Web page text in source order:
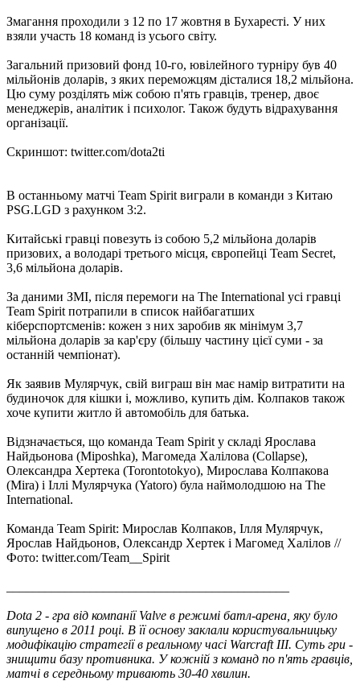
Змагання проходили з 12 по 17 жовтня в Бухаресті. У них
взяли участь 18 команд із усього світу.
Загальний призовий фонд 10-го, ювілейного турніру був 40
мільйонів доларів, з яких переможцям дісталися 18,2 мільйона.
Цю суму розділять між собою п'ять гравців, тренер, двоє
менеджерів, аналітик і психолог. Також будуть відрахування
організації.
Скриншот: twitter.com/dota2ti
В останньому матчі Team Spirit виграли в команди з Китаю
PSG.LGD з рахунком 3:2.
Китайські гравці повезуть із собою 5,2 мільйона доларів
призових, а володарі третього місця, європейці Team Secret,
3,6 мільйона доларів.
За даними ЗМІ, після перемоги на The International усі гравці
Team Spirit потрапили в список найбагатших
кіберспортсменів: кожен з них заробив як мінімум 3,7
мільйона доларів за кар'єру (більшу частину цієї суми - за
останній чемпіонат).
Як заявив Мулярчук, свій виграш він має намір витратити на
будиночок для кішки і, можливо, купить дім. Колпаков також
хоче купити житло й автомобіль для батька.
Відзначається, що команда Team Spirit у складі Ярослава
Найдьонова (Miposhka), Магомеда Халілова (Collapse),
Олександра Хертека (Torontotokyo), Мирослава Колпакова
(Mira) і Іллі Мулярчука (Yatoro) була наймолодшою ​​на The
International.
Команда Team Spirit: Мирослав Колпаков, Ілля Мулярчук,
Ярослав Найдьонов, Олександр Хертек і Магомед Халілов //
Фото: twitter.com/Team__Spirit
Dota 2 - гра від компанії Valve в режимі батл-арена, яку було
випущено в 2011 році. В її основу заклали користувальницьку
модифікацію стратегії в реальному часі Warcraft III. Суть гри -
знищити базу противника. У кожній з команд по п'ять гравців,
матчі в середньому тривають 30-40 хвилин.